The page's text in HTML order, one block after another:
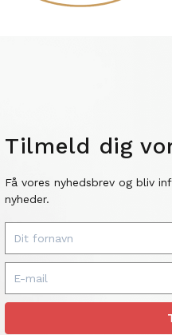
Tilmeld dig
Få vores nyhedsbrev og bliv
nyheder.